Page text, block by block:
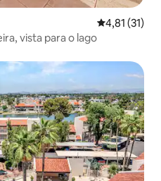
4,81 de uma
4,81 (31)
vista para o lago
dos hóspedes